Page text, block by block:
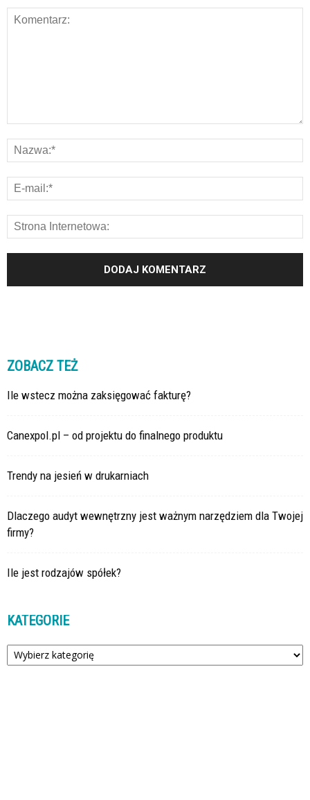
ZOBACZ TEŻ
Ile wstecz można zaksięgować fakturę?
Canexpol.pl – od projektu do finalnego produktu
Trendy na jesień w drukarniach
Dlaczego audyt wewnętrzny jest ważnym narzędziem dla Twojej
firmy?
Ile jest rodzajów spółek?
KATEGORIE
Kategorie